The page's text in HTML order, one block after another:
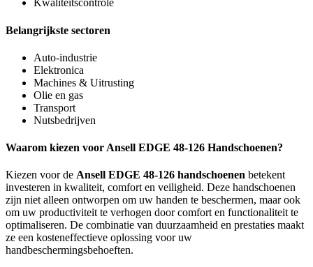
Kwaliteitscontrole
Belangrijkste sectoren
Auto-industrie
Elektronica
Machines & Uitrusting
Olie en gas
Transport
Nutsbedrijven
Waarom kiezen voor Ansell EDGE 48-126 Handschoenen?
Kiezen voor de Ansell EDGE 48-126 handschoenen betekent
investeren in kwaliteit, comfort en veiligheid. Deze handschoenen
zijn niet alleen ontworpen om uw handen te beschermen, maar ook
om uw productiviteit te verhogen door comfort en functionaliteit te
optimaliseren. De combinatie van duurzaamheid en prestaties maakt
ze een kosteneffectieve oplossing voor uw
handbeschermingsbehoeften.